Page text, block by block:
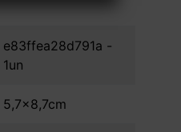
e83ffea28d791a -
1un
5,7x8,7cm